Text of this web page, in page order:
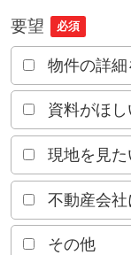
要望 必須
物件の詳
資料がほし
現地を見た
不動産会
その他